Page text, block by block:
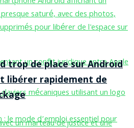
trop de place sur Android
libérer rapidement de